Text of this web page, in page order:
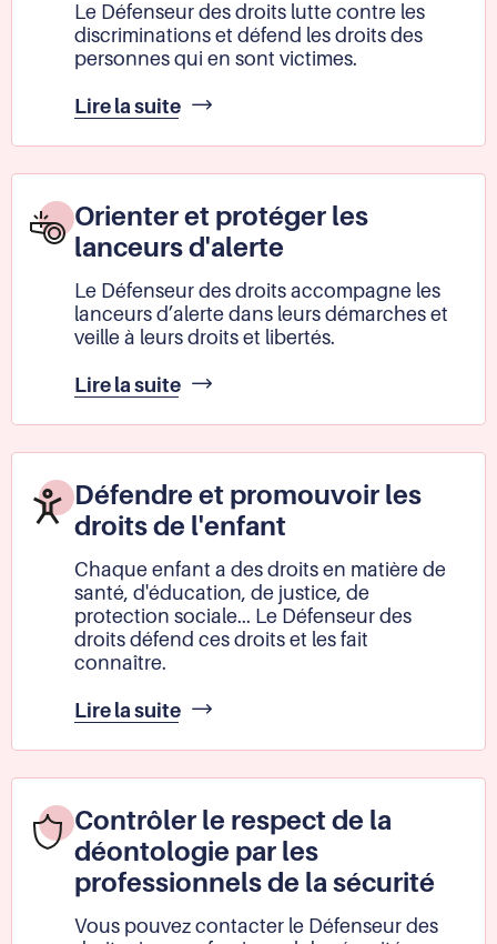
Le Défenseur des droits lutte contre les
discriminations et défend les droits des
personnes qui en sont victimes.
Lire la suite Lutter
les
discriminations
promouvoir
l'égalité
Orienter et protéger les
lanceurs d'alerte
Le Défenseur des droits accompagne les
lanceurs d’alerte dans leurs démarches et
veille à leurs droits et libertés.
Lire la suite Orienter
protéger
les
d'alerte
Défendre et promouvoir les
droits de l'enfant
Chaque enfant a des droits en matière de
santé, d'éducation, de justice, de
protection sociale... Le Défenseur des
droits défend ces droits et les fait
connaître.
Lire la suite Défendre
promouvoir
les
de
l'enfant
Contrôler le respect de la
déontologie par les
professionnels de la sécurité
Vous pouvez contacter le Défenseur des